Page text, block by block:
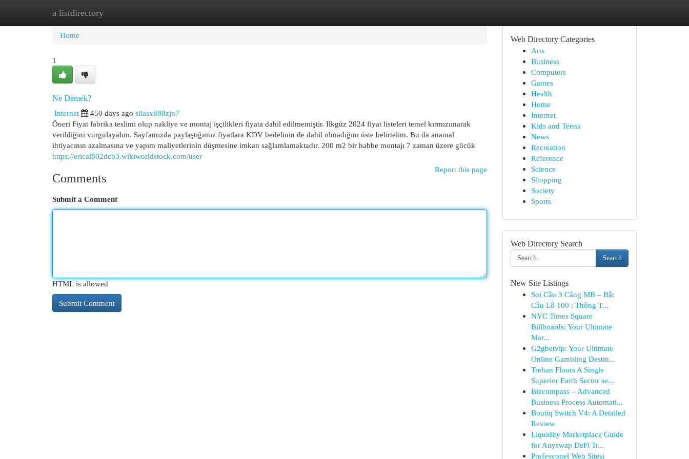
a listdirectory
Home New Site Listings
Home
1
Ne Demek?
Internet
450 days ago silasx888zjn7
Öneri Fiyat fabrika teslimi olup nakliye ve montaj işçilikleri fiyata dahil edilmemiştir. Ilkgüz 2024 fiyat listeleri temel kırmızıınarak
verildiğini vurgulayalım. Sayfamızda paylaştığımız fiyatlara KDV bedelinin de dahil olmadığını üste belirtelim. Bu da anamal
ihtiyacının azalmasına ve yapım maliyetlerinin düşmesine imkan sağlamlamaktadır. 200 m2 bir habbe montajı 7 zaman üzere gücük
https://erical802dcb3.wikiworldstock.com/user
Report this page
Comments
Submit a Comment
HTML is allowed
Web Directory Categories
Arts
Business
Computers
Games
Health
Home
Internet
Kids and Teens
News
Recreation
Reference
Science
Shopping
Society
Sports
Web Directory Search
Search
New Site Listings
Soi Cầu 3 Càng MB – Bắt
Cầu Lô 100 : Thông T...
NYC Times Square
Billboards: Your Ultimate
Mar...
G2gbetvip: Your Ultimate
Online Gambling Destin...
Trehan Floors A Single
Superior Earth Sector se...
Bizcompass – Advanced
Business Process Automati...
Boutiq Switch V4: A Detailed
Review
Liquidity Marketplace Guide
for Anyswap DeFi Tr...
Profesyonel Web Sitesi